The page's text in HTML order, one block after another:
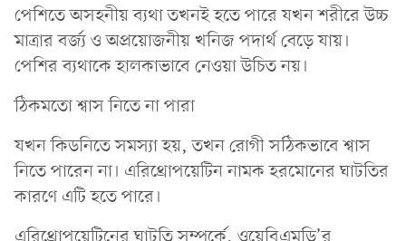
পেশিতে অসহনীয় ব্যথা তখনই হতে পারে যখন শরীরে উচ্চ
মাত্রার বর্জ্য ও অপ্রয়োজনীয় খনিজ পদার্থ বেড়ে যায়।
পেশির ব্যথাকে হালকাভাবে নেওয়া উচিত নয়।
ঠিকমতো শ্বাস নিতে না পারা
যখন কিডনিতে সমস্যা হয়, তখন রোগী সঠিকভাবে শ্বাস
নিতে পারেন না। এরিথ্রোপয়েটিন নামক হরমোনের ঘাটতির
কারণে এটি হতে পারে।